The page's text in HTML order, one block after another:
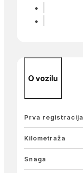
O vozilu
Prva registracija
Kilometraža
Snaga